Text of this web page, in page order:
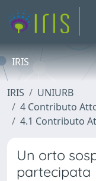
IRIS
IRIS
UNIURB
4 Contributo
4.1 Contributo
Un orto
partecipata